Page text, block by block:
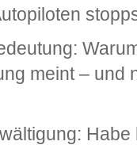
meint – und
Habe